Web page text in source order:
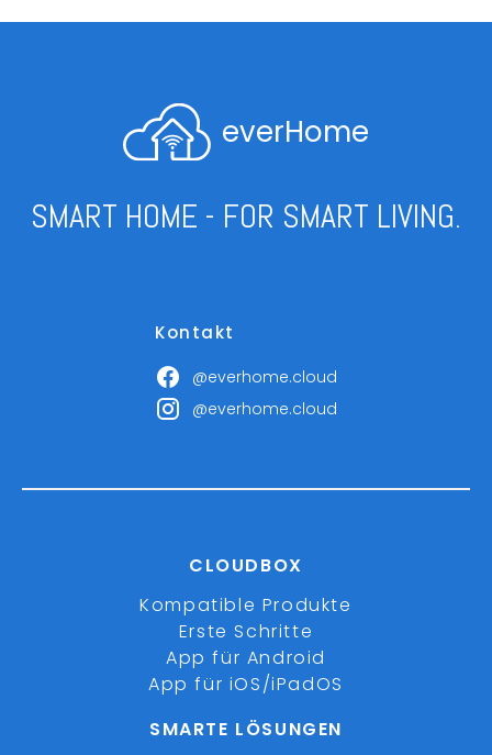
everHome
SMART HOME - FOR SMART LIVING.
Kontakt
@everhome.cloud
@everhome.cloud
CLOUDBOX
Kompatible Produkte
Erste Schritte
App für Android
App für iOS/iPadOS
SMARTE LÖSUNGEN